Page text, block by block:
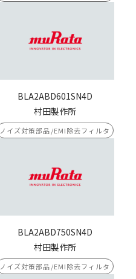
BLA2ABD601SN4D
村田製作所
ノイズ対策部品/EMI除去フィルタ
BLA2ABD750SN4D
村田製作所
ノイズ対策部品/EMI除去フィルタ